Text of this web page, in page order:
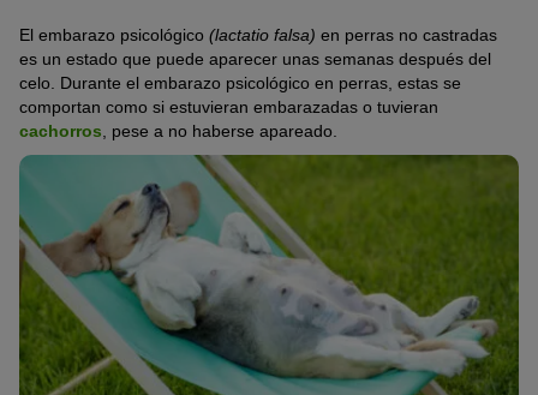
El embarazo psicológico (lactatio falsa) en perras no castradas
es un estado que puede aparecer unas semanas después del
celo. Durante el embarazo psicológico en perras, estas se
comportan como si estuvieran embarazadas o tuvieran
cachorros , pese a no haberse apareado.